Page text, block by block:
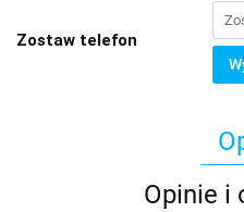
Zostaw telefon
Opinie i